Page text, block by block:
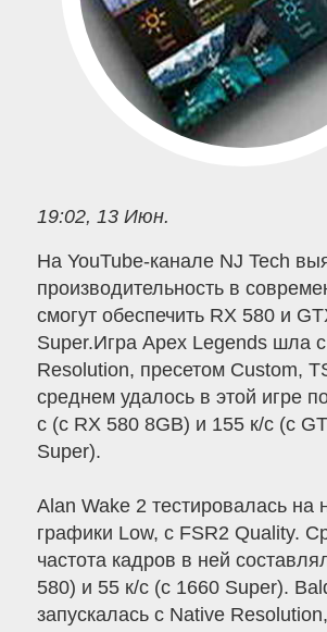
19:02, 13 Июн.
На YouTube-канале NJ Tech
производительность в
смогут обеспечить RX 580 и
Super.Игра Apex Legends шла
Resolution, пресетом Custom,
среднем удалось в этой игре
с (с RX 580 8GB) и 155 к/с (с
Super).
Alan Wake 2 тестировалась на
графики Low, с FSR2 Quality.
частота кадров в ней
580) и 55 к/с (с 1660 Super).
запускалась с Native